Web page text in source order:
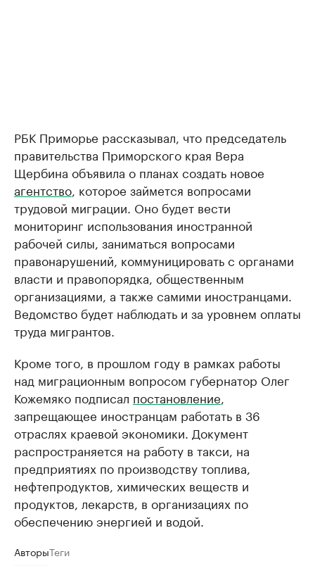
РБК Приморье рассказывал, что председатель
правительства Приморского края Вера
Щербина объявила о планах создать новое
агентство, которое займется вопросами
трудовой миграции. Оно будет вести
мониторинг использования иностранной
рабочей силы, заниматься вопросами
правонарушений, коммуницировать с органами
власти и правопорядка, общественным
организациями, а также самими иностранцами.
Ведомство будет наблюдать и за уровнем оплаты
труда мигрантов.
Кроме того, в прошлом году в рамках работы
над миграционным вопросом губернатор Олег
Кожемяко подписал постановление,
запрещающее иностранцам работать в 36
отраслях краевой экономики. Документ
распространяется на работу в такси, на
предприятиях по производству топлива,
нефтепродуктов, химических веществ и
продуктов, лекарств, в организациях по
обеспечению энергией и водой.
АвторыТеги